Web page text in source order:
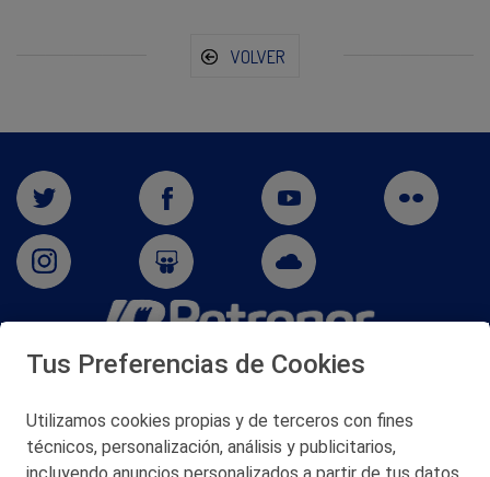
VOLVER
San Martín 5-Edificio Muñatones,
© 2026 Petronor S.A.
Tus Preferencias de Cookies
Utilizamos cookies propias y de terceros con fines
técnicos, personalización, análisis y publicitarios,